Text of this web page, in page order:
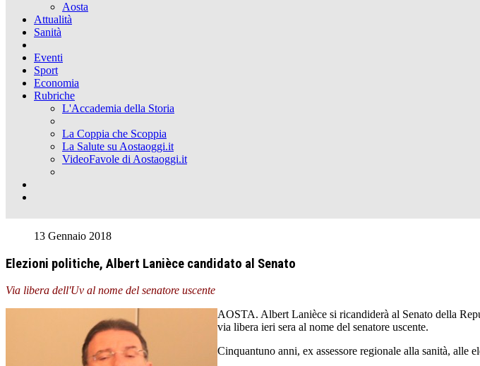
Aosta
Attualità
Sanità
Eventi
Sport
Economia
Rubriche
L'Accademia della Storia
La Coppia che Scoppia
La Salute su Aostaoggi.it
VideoFavole di Aostaoggi.it
13 Gennaio 2018
Elezioni politiche, Albert Lanièce candidato al Senato
Via libera dell'Uv al nome del senatore uscente
AOSTA. Albert Lanièce si ricandiderà al Senato della
via libera ieri sera al nome del senatore uscente.
Cinquantuno anni, ex assessore regionale alla sanità,